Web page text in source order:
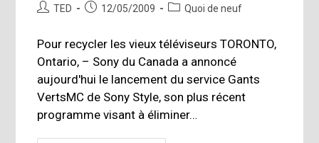
Auteur/autrice
publication :
TED
Publication
12/05/2009
PostQuoi de neuf
Pour recycler les vieux téléviseurs TORONTO,
Ontario, – Sony du Canada a annoncé
aujourd'hui le lancement du service Gants
VertsMC de Sony Style, son plus récent
programme visant à éliminer…